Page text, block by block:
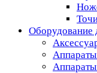
Оборудование